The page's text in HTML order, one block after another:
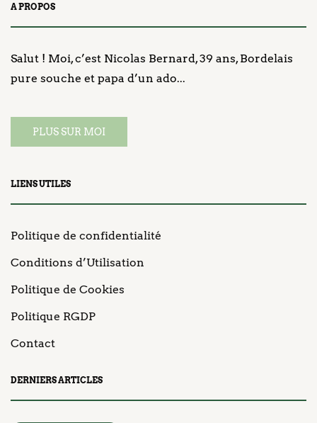
A PROPOS
Salut ! Moi, c’est Nicolas Bernard, 39 ans, Bordelais
pure souche et papa d’un ado...
PLUS SUR MOI
LIENS UTILES
Politique de confidentialité
Conditions d’Utilisation
Politique de Cookies
Politique RGDP
Contact
DERNIERS ARTICLES